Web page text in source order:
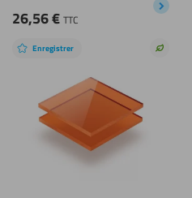
26,56€ TTC
Enregistrer
Choix